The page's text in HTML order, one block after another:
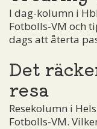
I dag-kolumn i
Fotbolls-VM och
dags att återta
Det
resa
Resekolumn i
Fotbolls-VM.